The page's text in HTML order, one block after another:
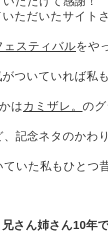
ただいたサイト
ェスティバルをや
ついていれば私
は カミザレ。 の
記念ネタのかわ
いた私もひとつ
兄さん姉さん10